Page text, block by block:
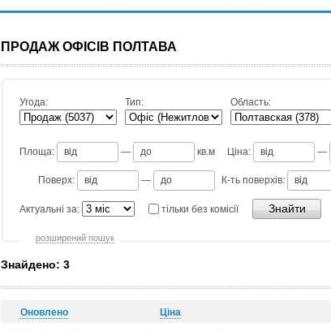
ПРОДАЖ ОФІСІВ ПОЛТАВА
Угода: Тип: Область:
Площа: — кв.м Ціна: —
Поверх: — К-ть поверхів:
Актуальні за: тільки без комісії
розширений пошук
Знайдено: 3
Оновлено Ціна